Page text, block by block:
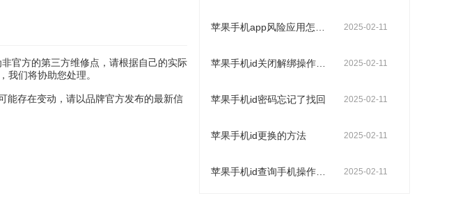
官方的第三方维修点，请根据自己的实际
们将协助您处理。
能存在变动，请以品牌官方发布的最新信
2025-02-11
2025-02-11
苹果手机id密码忘记了找回 2025-02-11
苹果手机id更换的方法 2025-02-11
2025-02-11